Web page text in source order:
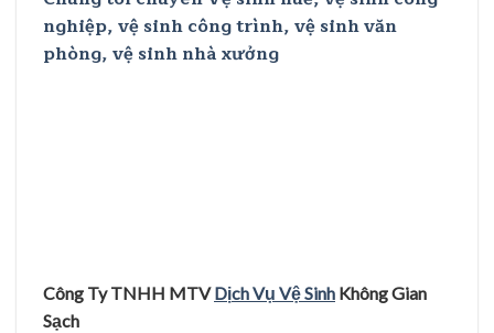
nghiệp, vệ sinh công trình, vệ sinh văn
phòng, vệ sinh nhà xưởng
Công Ty TNHH MTVDịch Vụ VệSinh Không Gian
Sạch